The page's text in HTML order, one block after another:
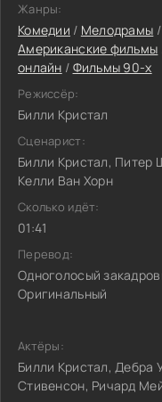
Жанры:
Комедии / Мелодрамы
Американские фильмы
онлайн / Фильмы 90-х
Режиссёр:
Билли Кристал
Сценарист:
Билли Кристал, Питер
Келли Ван Хорн
Сколько идёт:
01:41
Перевод:
Одноголосый
Оригинальный
Актёры:
Билли Кристал, Дебра
Стивенсон, Ричард